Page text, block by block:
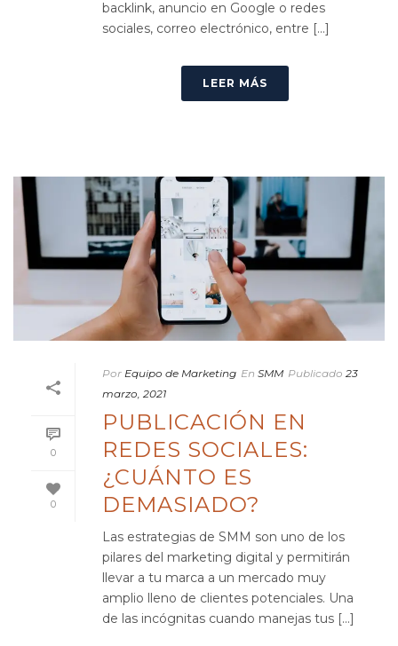
backlink, anuncio en Google o redes
sociales, correo electrónico, entre [...]
LEER MÁS
0
0
Por Equipo de Marketing En SMM Publicado 23
marzo, 2021
PUBLICACIÓN EN
REDES SOCIALES:
¿CUÁNTO ES
DEMASIADO?
Las estrategias de SMM son uno de los
pilares del marketing digital y permitirán
llevar a tu marca a un mercado muy
amplio lleno de clientes potenciales. Una
de las incógnitas cuando manejas tus [...]